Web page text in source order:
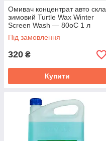
Омивач концентрат авто скла
зимовий Turtle Wax Winter
Screen Wash — 80oC 1 л
(T4043)
Під замовлення
320 ₴
Купити